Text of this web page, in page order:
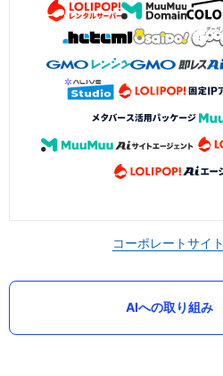
コーポレートサイト
AIへの取り組み